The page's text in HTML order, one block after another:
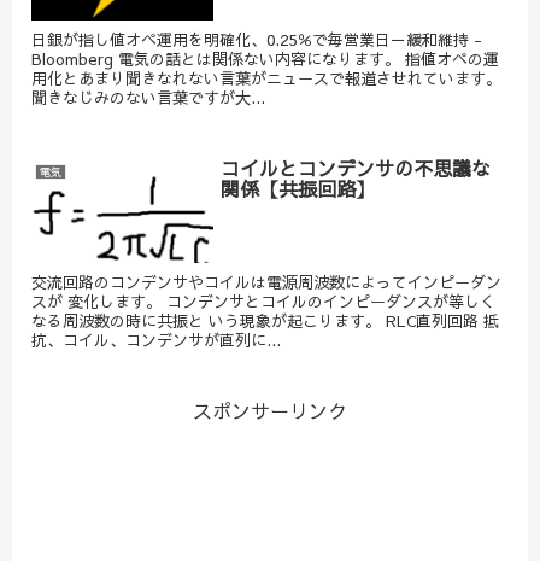
日銀が指し値オペ運用を明確化、0.25％で毎営業日－緩和維持 -
Bloomberg 電気の話とは関係ない内容になります。 指値オペの運
用化とあまり聞きなれない言葉がニュースで報道させれています。
聞きなじみのない言葉ですが大...
電気 コイルとコンデンサの不思議な
関係【共振回路】
交流回路のコンデンサやコイルは電源周波数によってインピーダン
スが 変化します。 コンデンサとコイルのインピーダンスが等しく
なる周波数の時に共振と いう現象が起こります。 RLC直列回路 抵
抗、コイル、コンデンサが直列に...
スポンサーリンク